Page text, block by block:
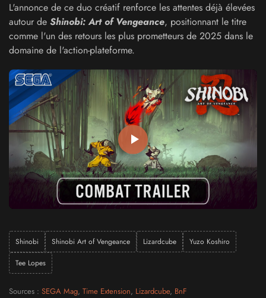
L'annonce de ce duo créatif renforce les attentes déjà élevées
autour de Shinobi: Art of Vengeance, positionnant le titre
comme l'un des retours les plus prometteurs de 2025 dans le
domaine de l'action-plateforme.
Shinobi Shinobi Art of Vengeance Lizardcube
Yuzo Koshiro
Tee Lopes
Sources : SEGA Mag, Time Extension, Lizardcube, BnF